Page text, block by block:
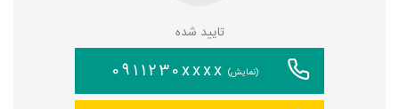
تایید شده
(نمایش) 0911230xxxx